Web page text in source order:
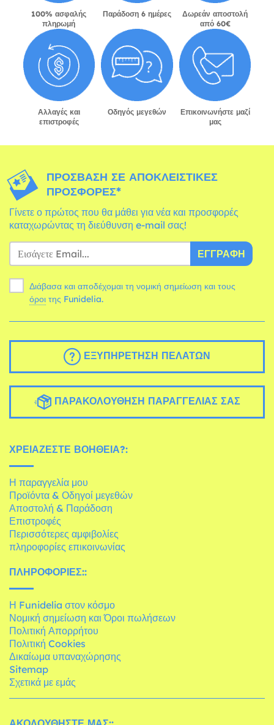
100% ασφαλής
πληρωμή
Παράδοση 6 ημέρες
Δωρεάν αποστολή
από 60€
Αλλαγές και
επιστροφές
Οδηγός μεγεθών
Επικοινωνήστε μαζί
μας
ΠΡΌΣΒΑΣΗ ΣΕ ΑΠΟΚΛΕΙΣΤΙΚΈΣ
ΠΡΟΣΦΟΡΈΣ*
Γίνετε ο πρώτος που θα μάθει για νέα και προσφορές
καταχωρώντας τη διεύθυνση e-mail σας!
ΕΓΓΡΑΦΉ
Διάβασα και αποδέχομαι τη νομική σημείωση και τους
όροι της Funidelia.
ΕΞΥΠΗΡΈΤΗΣΗ ΠΕΛΑΤΏΝ
ΠΑΡΑΚΟΛΟΎΘΗΣΗ ΠΑΡΑΓΓΕΛΊΑΣ ΣΑΣ
ΧΡΕΙΆΖΕΣΤΕ ΒΟΉΘΕΙΑ?:
Η παραγγελία μου
Προϊόντα & Οδηγοί μεγεθών
Αποστολή & Παράδοση
Επιστροφές
Περισσότερες αμφιβολίες
πληροφορίες επικοινωνίας
ΠΛΗΡΟΦΟΡΊΕΣ::
Η Funidelia στον κόσμο
Νομική σημείωση και Όροι πωλήσεων
Πολιτική Απορρήτου
Πολιτική Cookies
Δικαίωμα υπαναχώρησης
Sitemap
Σχετικά με εμάς